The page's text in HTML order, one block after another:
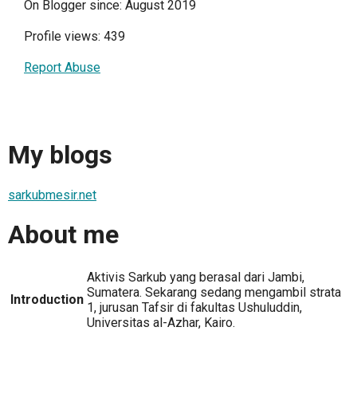
On Blogger since: August 2019
Profile views: 439
Report Abuse
My blogs
sarkubmesir.net
About me
Introduction
Aktivis Sarkub yang berasal dari Jambi,
Sumatera. Sekarang sedang mengambil strata
1, jurusan Tafsir di fakultas Ushuluddin,
Universitas al-Azhar, Kairo.